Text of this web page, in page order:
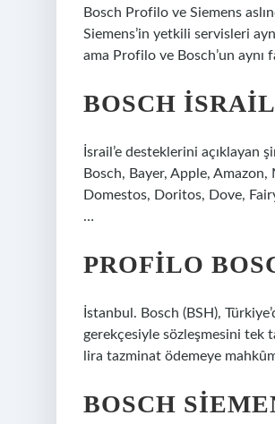
Bosch Profilo ve Siemens
Siemens’in yetkili servisleri
ama Profilo ve Bosch’un aynı
BOSCH
İsrail’e desteklerini
Bosch, Bayer, Apple,
Domestos, Doritos, Dove,
…
PROFILO
İstanbul. Bosch (BSH),
gerekçesiyle sözleşmesini tek
lira tazminat ödemeye
BOSCH